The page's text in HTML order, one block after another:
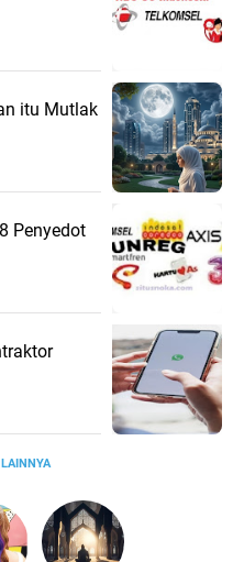
itu Mutlak
Penyedot